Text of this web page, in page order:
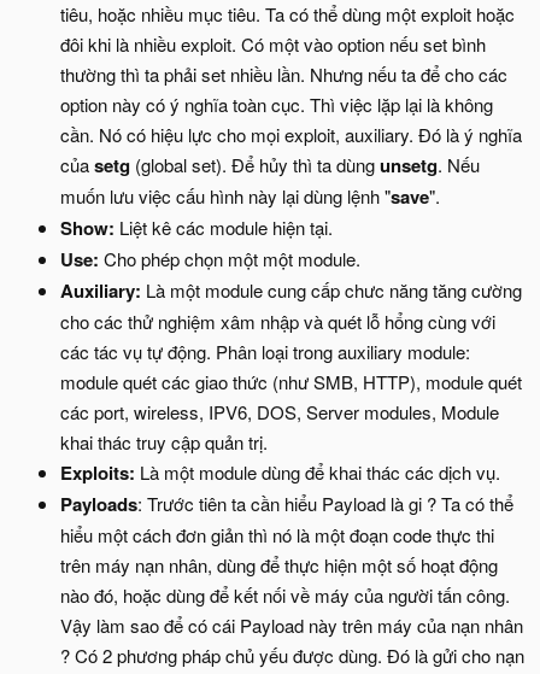
tiêu, hoặc nhiều mục tiêu. Ta có thể dùng một exploit hoặc
đôi khi là nhiều exploit. Có một vào option nếu set bình
thường thì ta phải set nhiều lần. Nhưng nếu ta để cho các
option này có ý nghĩa toàn cục. Thì việc lặp lại là không
cần. Nó có hiệu lực cho mọi exploit, auxiliary. Đó là ý nghĩa
củasetg (global set). Để hủy thì ta dùngunsetg. Nếu
muốn lưu việc cấu hình này lại dùng lệnh "save".
Show: Liệt kê các module hiện tại.
Use: Cho phép chọn một một module.
Auxiliary: Là một module cung cấp chưc năng tăng cường
cho các thử nghiệm xâm nhập và quét lỗ hổng cùng với
các tác vụ tự động. Phân loại trong auxiliary module:
module quét các giao thức (như SMB, HTTP), module quét
các port, wireless, IPV6, DOS, Server modules, Module
khai thác truy cập quản trị.
Exploits: Là một module dùng để khai thác các dịch vụ.
Payloads: Trước tiên ta cần hiểu Payload là gi ? Ta có thể
hiểu một cách đơn giản thì nó là một đoạn code thực thi
trên máy nạn nhân, dùng để thực hiện một số hoạt động
nào đó, hoặc dùng để kết nối về máy của người tấn công.
Vậy làm sao để có cái Payload này trên máy của nạn nhân
? Có 2 phương pháp chủ yếu được dùng. Đó là gửi cho nạn